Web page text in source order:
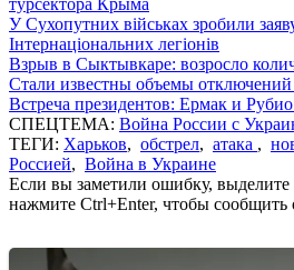
У Сухопутних військах зробили
Інтернаціональних легіонів
Взрыв в Сыктывкаре: возросло
Стали известны объемы
Встреча президентов: Ермак и
СПЕЦТЕМА: Война России с
ТЕГИ: Харьков, обстрел, атака ,
Россией, Война в Украине
Если вы заметили ошибку, выделите
нажмите Ctrl+Enter, чтобы сообщить